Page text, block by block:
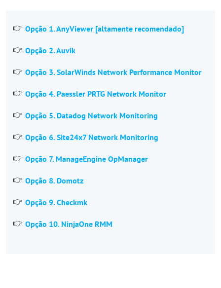
Opção 1. AnyViewer [altamente recomendado]
Opção 2. Auvik
Opção 3. SolarWinds Network Performance Monitor
Opção 4. Paessler PRTG Network Monitor
Opção 5. Datadog Network Monitoring
Opção 6. Site24x7 Network Monitoring
Opção 7. ManageEngine OpManager
Opção 8. Domotz
Opção 9. Checkmk
Opção 10. NinjaOne RMM